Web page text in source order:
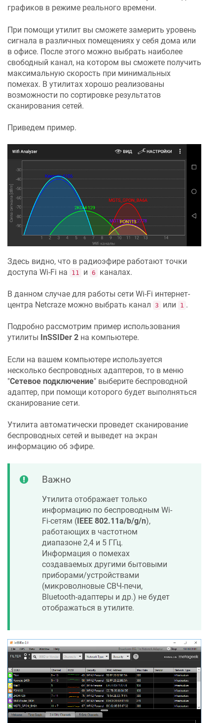
графиков в режиме реального времени.
При помощи утилит вы сможете замерить уровень
сигнала в различных помещениях у себя дома или
в офисе. После этого можно выбрать наиболее
свободный канал, на котором вы сможете получить
максимальную скорость при минимальных
помехах. В утилитах хорошо реализованы
возможности по сортировке результатов
сканирования сетей.
Приведем пример.
Здесь видно, что в радиоэфире работают точки
доступа Wi-Fi на
11 и 6 каналах.
В данном случае для работы сети Wi-Fi интернет-
центра Netcraze можно выбрать канал 3 или 1 .
Подробно рассмотрим пример использования
утилиты InSSIDer 2 на компьютере.
Если на вашем компьютере используется
несколько беспроводных адаптеров, то в меню
"Сетевое подключение" выберите беспроводной
адаптер, при помощи которого будет выполняться
сканирование сети.
Утилита автоматически проведет сканирование
беспроводных сетей и выведет на экран
информацию об эфире.
Важно
Утилита отображает только
информацию по беспроводным Wi-
Fi-сетям (IEEE 802.11a/b/g/n),
работающих в частотном
диапазоне 2,4 и 5 ГГц.
Информация о помехах
создаваемых другими бытовыми
приборами/устройствами
(микроволновые СВЧ-печи,
Bluetooth-адаптеры и др.) не будет
отображаться в утилите.